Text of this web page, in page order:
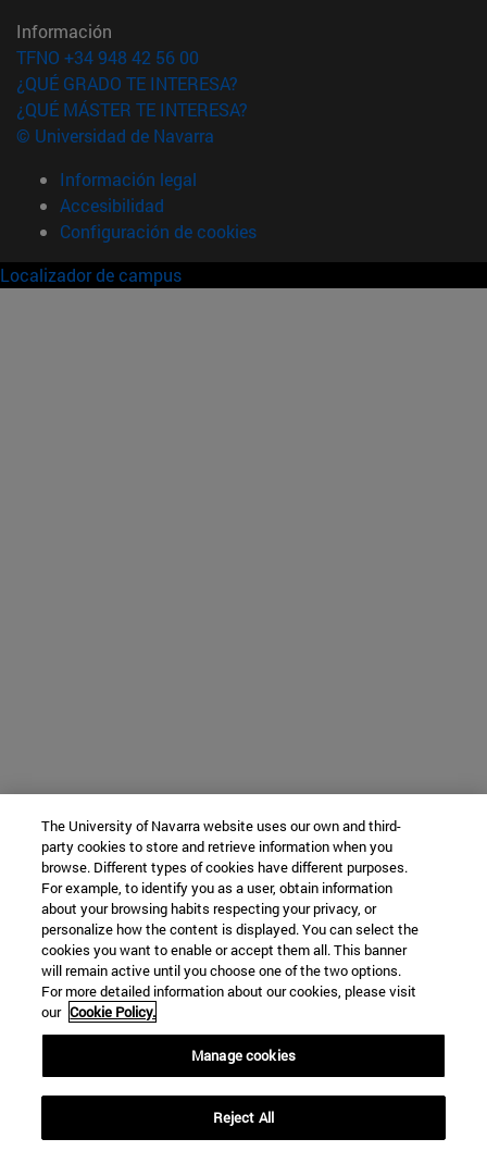
Información
TFNO +34 948 42 56 00
¿QUÉ GRADO TE INTERESA?
¿QUÉ MÁSTER TE INTERESA?
© Universidad de Navarra
Información legal
Accesibilidad
Configuración de cookies
Localizador de campus
The University of Navarra website uses our own and third-
party cookies to store and retrieve information when you
browse. Different types of cookies have different purposes.
For example, to identify you as a user, obtain information
about your browsing habits respecting your privacy, or
personalize how the content is displayed. You can select the
cookies you want to enable or accept them all. This banner
will remain active until you choose one of the two options.
For more detailed information about our cookies, please visit
our Cookie Policy.
Manage cookies
Reject All